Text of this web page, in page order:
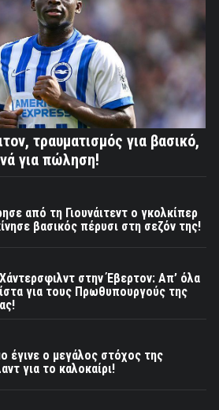
τραυματισμός για βασικό,
για πώληση!
από τη Γιουνάιτεντ ο γκολκίπερ
βασικός πέρυσι στη σεζόν της!
στην Έβερτον: Απ’ όλα
για τους Πρωθυπουργούς της
έγινε ο μεγάλος στόχος της
για το καλοκαίρι!